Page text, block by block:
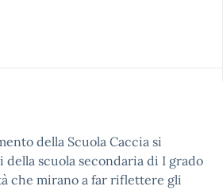
della Scuola Caccia si
scuola secondaria di I grado
che mirano a far riflettere gli